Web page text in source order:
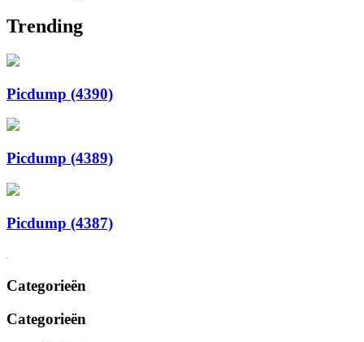
Trending
Picdump (4390)
Picdump (4389)
Picdump (4387)
Categorieën
Categorieën